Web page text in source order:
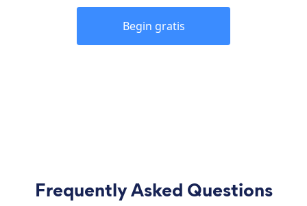
Begin gratis
Frequently Asked Questions